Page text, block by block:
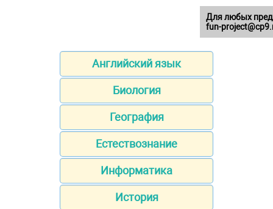
Английский язык
Биология
География
Естествознание
Информатика
История
Для любых
fun-